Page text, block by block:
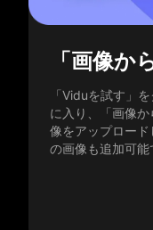
「画像か
「Viduを試す」
に入り、「画像
像をアップロー
の画像も追加可能